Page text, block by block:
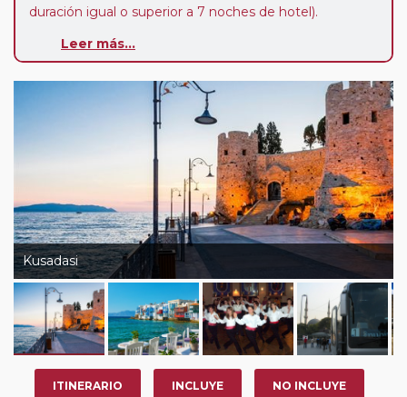
duración igual o superior a 7 noches de hotel).
Paradas en Ruta:
su viaje, en la ciudad que desee por período de 1, 3, 4 o
7 noches según circuito y fechas de salida. Es
fundamental que el circuito tenga salida posterior a la
fecha escogida y permita la salida deseada. El
suplemento por parada efectuada es de 40 Euros/52
Dólares por persona. Si la parada se realiza para tomar
otro circuito del mismo proveedor no se abonará este
suplemento.
Pasajero Club:este circuito, en cualquier época del
año, ofrece a los pasajeros que ya hayan viajado con
nosotros en los últimos 3 años y que pertenezcan a
nuestro Club de Pasajeros (cuya obtención se realiza
tras rellenar el cuestionario de satisfacción en "Mi viaje")
o los que estén en luna de miel contarán con un
Leer más...
Kusadasi
ITINERARIO INCLUYE NO INCLUYE